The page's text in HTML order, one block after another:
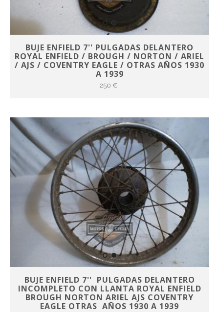
BUJE ENFIELD 7'' PULGADAS DELANTERO
ROYAL ENFIELD / BROUGH / NORTON / ARIEL
/ AJS / COVENTRY EAGLE / OTRAS AÑOS 1930
A 1939
250 €
BUJE ENFIELD 7'' PULGADAS DELANTERO
INCOMPLETO CON LLANTA ROYAL ENFIELD
BROUGH NORTON ARIEL AJS COVENTRY
EAGLE OTRAS AÑOS 1930 A 1939